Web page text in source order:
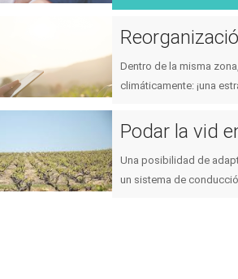
Dentro de la misma
climáticamente: ¡una
Podar la vid
Una posibilidad de
un sistema de